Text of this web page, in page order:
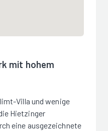
mit hohem
Villa und wenige
Hietzinger
eine ausgezeichnete